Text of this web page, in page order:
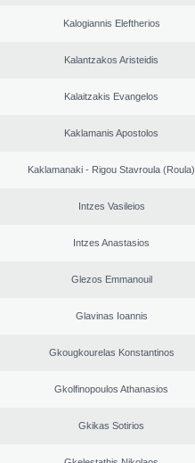
Kalogiannis Eleftherios
Kalantzakos Aristeidis
Kalaitzakis Evangelos
Kaklamanis Apostolos
Kaklamanaki - Rigou Stavroula (Roula)
Intzes Vasileios
Intzes Anastasios
Glezos Emmanouil
Glavinas Ioannis
Gkougkourelas Konstantinos
Gkolfinopoulos Athanasios
Gkikas Sotirios